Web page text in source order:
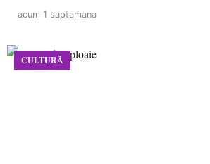
acum 1 saptamana
CULTURĂ